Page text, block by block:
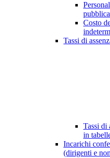
Costo
Tassi di
Tassi di
in
Incarichi
(dirigenti e